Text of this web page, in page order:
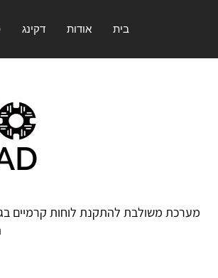
דקינג אודות בית
מערכת משולבת להתקנת לוחות קרמיים